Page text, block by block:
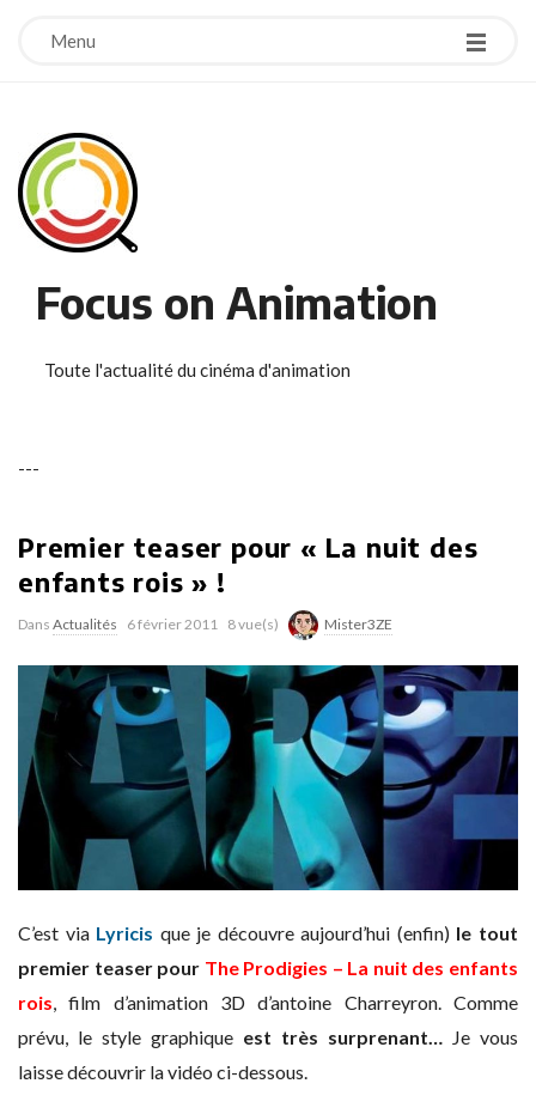
Menu
Focus on Animation
Toute l'actualité du cinéma d'animation
---
Premier teaser pour « La nuit des
enfants rois » !
Dans Actualités 6 février 2011 8 vue(s) Mister3ZE
C’est via Lyricis que je découvre aujourd’hui (enfin) le tout
premier teaser pour The Prodigies – La nuit des enfants
rois, film d’animation 3D d’antoine Charreyron. Comme
prévu, le style graphique est très surprenant… Je vous
laisse découvrir la vidéo ci-dessous.